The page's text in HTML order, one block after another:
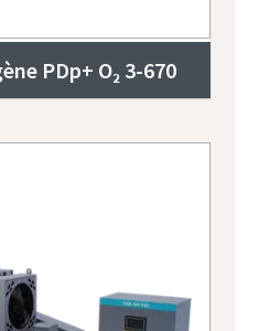
PDp+ O₂ 3-670